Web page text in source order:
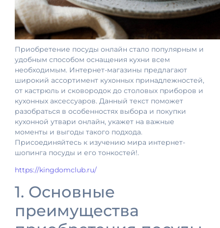
Приобретение посуды онлайн стало популярным и
удобным способом оснащения кухни всем
необходимым. Интернет-магазины предлагают
широкий ассортимент кухонных принадлежностей,
от кастрюль и сковородок до столовых приборов и
кухонных аксессуаров. Данный текст поможет
разобраться в особенностях выбора и покупки
кухонной утвари онлайн, укажет на важные
моменты и выгоды такого подхода.
Присоединяйтесь к изучению мира интернет-
шопинга посуды и его тонкостей!.
https://kingdomclub.ru/
1. Основные
преимущества